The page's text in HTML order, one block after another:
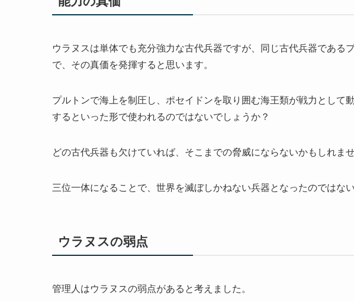
ウラヌスは単体でも充分強力な古代兵器ですが、同じ古代兵器である
で、その真価を発揮すると思います。
プルトンで海上を制圧し、ポセイドンを取り囲む海王類が戦力として
するといった形で使われるのではないでしょうか？
どの古代兵器も欠けていれば、そこまでの脅威にならないかもしれませ
三位一体になることで、世界を滅ぼしかねない兵器となったのではな
ウラヌスの弱点
管理人はウラヌスの弱点があると考えました。